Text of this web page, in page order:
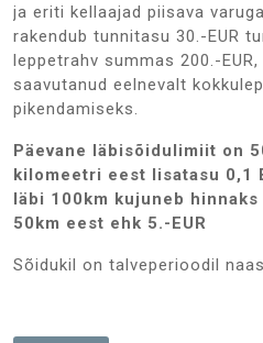
ja eriti kellaajad piisava
rakendub tunnitasu 30.-EUR
leppetrahv summas 200.-
saavutanud eelnevalt
pikendamiseks.
Päevane läbisõidulimiit on
kilomeetri eest lisatasu 0,1
läbi 100km kujuneb
50km eest ehk 5.-EUR
Sõidukil on talveperioodil